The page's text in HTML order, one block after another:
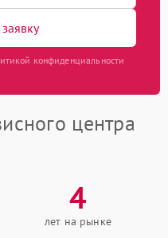
конфиденциальности
центра
4
лет на рынке